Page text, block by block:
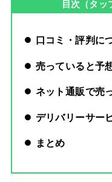
目次（タッ
口コミ・評判に
売っていると予
ネット通販で売
デリバリーサー
まとめ